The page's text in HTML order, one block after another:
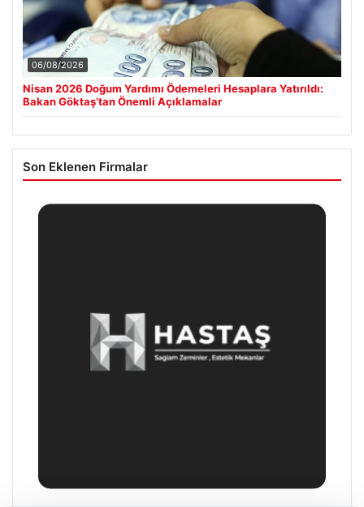
06/08/2026
Nisan 2026 Doğum Yardımı Ödemeleri Hesaplara Yatırıldı:
Bakan Göktaş’tan Önemli Açıklamalar
Son Eklenen Firmalar